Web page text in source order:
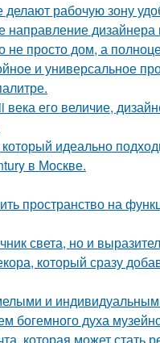
рабочую зону
направление дизайнера
просто дом, а
и универсальное
его величие,
идеально
в Москве.
пространство на
света, но и
который сразу
и
богемного духа